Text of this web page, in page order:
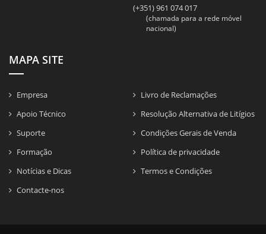
(+351) 961 074 017
(chamada para a rede móvel
nacional)
MAPA SITE
Empresa
Apoio Técnico
Suporte
Formação
Notícias e Dicas
Contacte-nos
Livro de Reclamações
Resolução Alternativa de Litígios
Condições Gerais de Venda
Política de privacidade
Termos e Condições